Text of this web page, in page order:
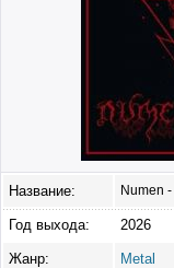
Название: Numen -
Год выхода: 2026
Жанр: Metal